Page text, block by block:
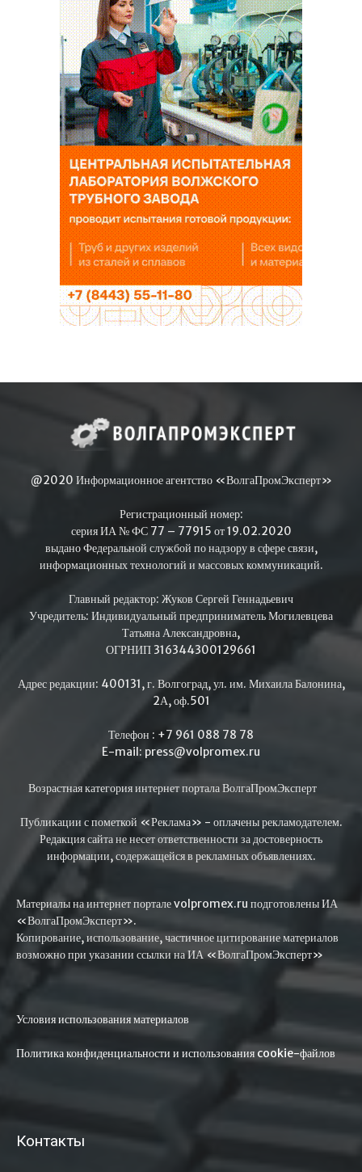
@2020 Информационное агентство «ВолгаПромЭксперт»
Регистрационный номер:
серия ИА № ФС 77 – 77915 от 19.02.2020
выдано Федеральной службой по надзору в сфере связи,
информационных технологий и массовых коммуникаций.
Главный редактор: Жуков Сергей Геннадьевич
Учредитель: Индивидуальный предприниматель Могилевцева
Татьяна Александровна,
ОГРНИП 316344300129661
Адрес редакции: 400131, г. Волгоград, ул. им. Михаила Балонина,
2А, оф.501
Телефон : +7 961 088 78 78
E-mail: press@volpromex.ru
Возрастная категория интернет портала ВолгаПромЭксперт
Публикации с пометкой «Реклама» - оплачены рекламодателем.
Редакция сайта не несет ответственности за достоверность
информации, содержащейся в рекламных объявлениях.
Материалы на интернет портале volpromex.ru подготовлены ИА
«ВолгаПромЭксперт».
Копирование, использование, частичное цитирование материалов
возможно при указании ссылки на ИА «ВолгаПромЭксперт»
Условия использования материалов
Политика конфиденциальности и использования cookie-файлов
Контакты